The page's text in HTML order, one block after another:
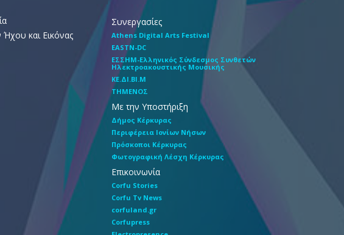
και Εικόνας
Συνεργασίες
Athens Digital Arts Festival
EASTN-DC
EΣΣHM-Eλληνικός Σύνδεσμος Συνθετών
Hλεκτροακουστικής Mουσικής
ΚΕ.ΔΙ.ΒΙ.Μ
ΤΗΜΕΝΟΣ
Με την Υποστήριξη
Δήμος Κέρκυρας
Περιφέρεια Ιονίων Νήσων
Πρόσκοποι Κέρκυρας
Φωτογραφική Λέσχη Κέρκυρας
Επικοινωνία
Corfu Stories
Corfu Tv News
corfuland.gr
Corfupress